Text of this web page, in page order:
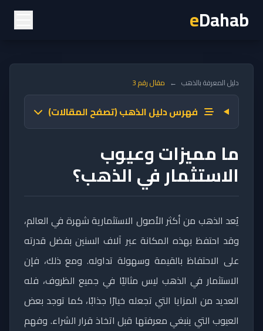
eDahab
دليل المعرفة بالذهب ← مقال رقم 3
فهرس دليل الذهب (تصفح المقالات)
ما مميزات وعيوب
الاستثمار في الذهب؟
يُعد الذهب من أكثر الأصول الاستثمارية شهرة في العالم،
وقد احتفظ بهذه المكانة عبر آلاف السنين بفضل قدرته
على الاحتفاظ بالقيمة وسهولة تداوله. ومع ذلك، فإن
الاستثمار في الذهب ليس مثاليًا في جميع الظروف، فله
العديد من المزايا التي تجعله خيارًا جذابًا، كما توجد بعض
العيوب التي ينبغي معرفتها قبل اتخاذ قرار الشراء. وفهم